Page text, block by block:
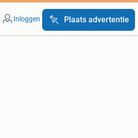
Inloggen Plaats advertentie